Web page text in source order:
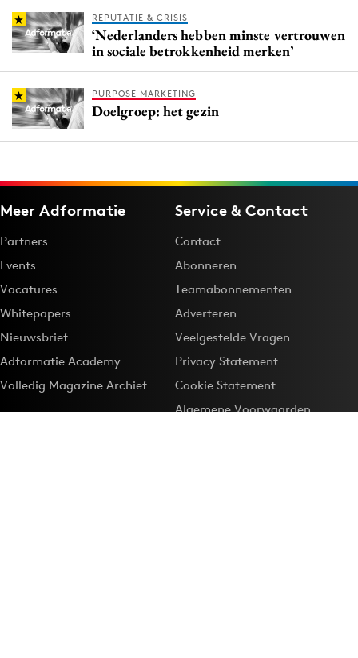
REPUTATIE & CRISIS
‘Nederlanders hebben minste vertrouwen
in sociale betrokkenheid merken’
PURPOSE MARKETING
Doelgroep: het gezin
Meer Adformatie
Partners
Events
Vacatures
Whitepapers
Nieuwsbrief
Adformatie Academy
Volledig Magazine Archief
Service & Contact
Contact
Abonneren
Teamabonnementen
Adverteren
Veelgestelde Vragen
Privacy Statement
Cookie Statement
Algemene Voorwaarden